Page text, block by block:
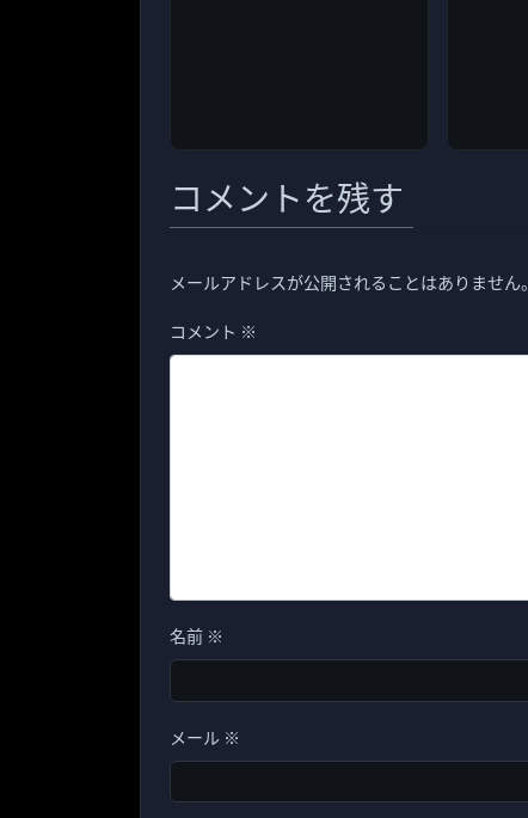
コメントを残す
メールアドレスが公開されることはありません。
コメント ※
名前 ※
メール ※